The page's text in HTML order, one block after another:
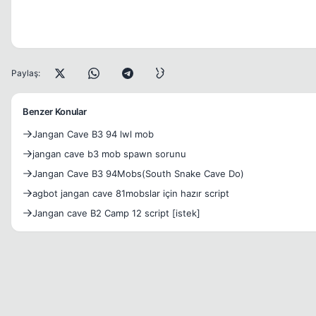
Paylaş:
Benzer Konular
Jangan Cave B3 94 lwl mob
jangan cave b3 mob spawn sorunu
Jangan Cave B3 94Mobs(South Snake Cave Do)
agbot jangan cave 81mobslar için hazır script
Jangan cave B2 Camp 12 script [istek]